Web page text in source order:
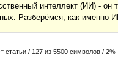
интеллект (ИИ) -
Разберёмся, как именно
статьи / 127 из 5500 символов / 2%